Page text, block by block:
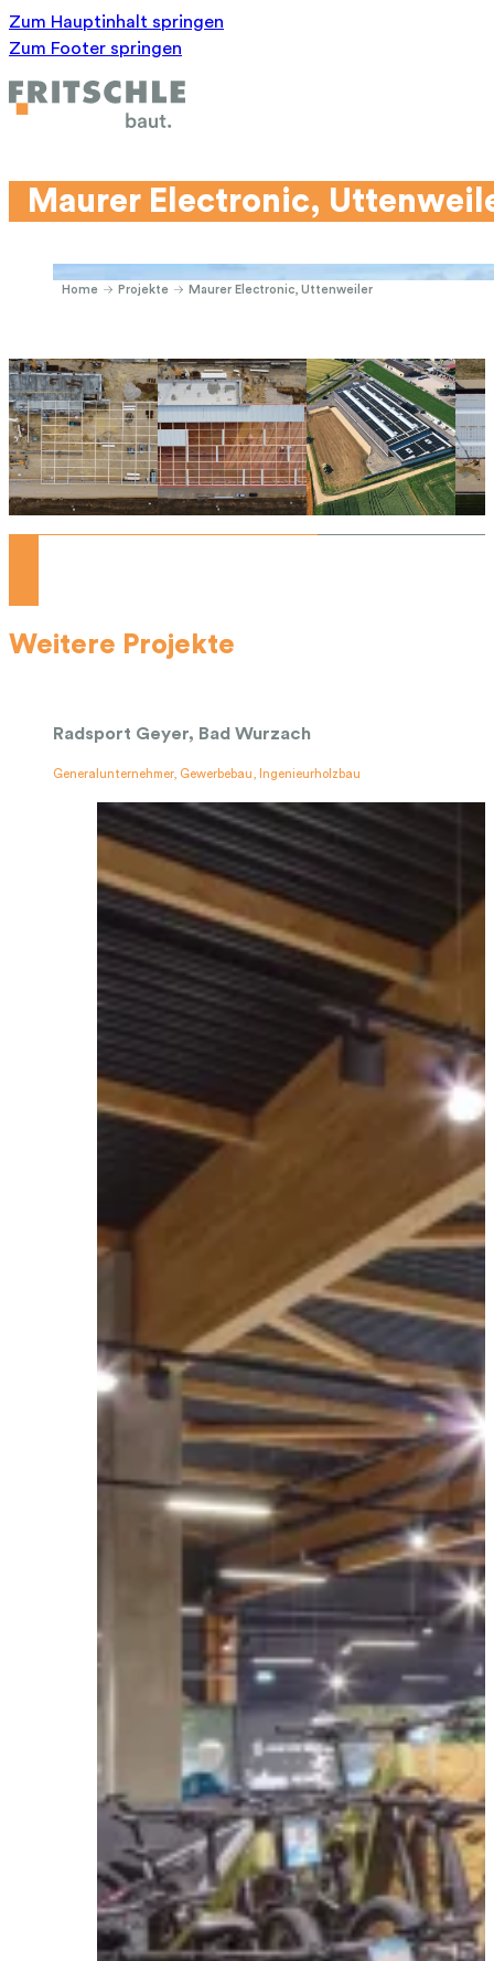
Zum Hauptinhalt springen
Zum Footer springen
Maurer Electronic,
Home Projekte Maurer Electronic, Uttenweiler
Weitere Projekte
Radsport Geyer, Bad Wurzach
Generalunternehmer, Gewerbebau, Ingenieurholzbau